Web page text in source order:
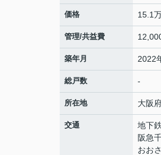
価格 15.1
管理/共益費
築年月 2022
総戸数 -
所在地 大阪
交通 地下
阪急
おお